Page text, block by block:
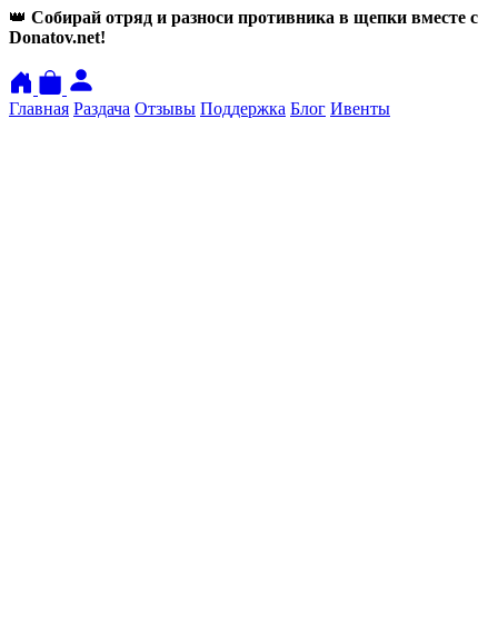
👑 Собирай отряд и разноси противника в щепки вместе с
Donatov.net!
Главная Раздача Отзывы Поддержка Блог Ивенты